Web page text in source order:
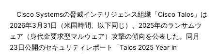
Cisco Systemsの脅威インテリジェンス組織「Cisco Talos」は
2026年3月31日（米国時間、以下同じ）、2025年のランサムウ
ェア（身代金要求型マルウェア）攻撃の傾向を公表した。同月
23日公開のセキュリティレポート「Talos 2025 Year in